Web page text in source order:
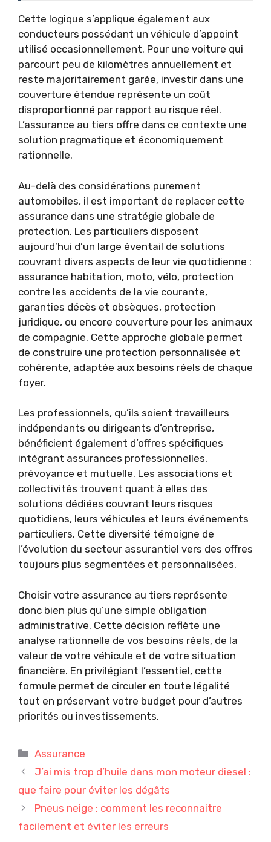
Cette logique s’applique également aux
conducteurs possédant un véhicule d’appoint
utilisé occasionnellement. Pour une voiture qui
parcourt peu de kilomètres annuellement et
reste majoritairement garée, investir dans une
couverture étendue représente un coût
disproportionné par rapport au risque réel.
L’assurance au tiers offre dans ce contexte une
solution pragmatique et économiquement
rationnelle.
Au-delà des considérations purement
automobiles, il est important de replacer cette
assurance dans une stratégie globale de
protection. Les particuliers disposent
aujourd’hui d’un large éventail de solutions
couvrant divers aspects de leur vie quotidienne :
assurance habitation, moto, vélo, protection
contre les accidents de la vie courante,
garanties décès et obsèques, protection
juridique, ou encore couverture pour les animaux
de compagnie. Cette approche globale permet
de construire une protection personnalisée et
cohérente, adaptée aux besoins réels de chaque
foyer.
Les professionnels, qu’ils soient travailleurs
indépendants ou dirigeants d’entreprise,
bénéficient également d’offres spécifiques
intégrant assurances professionnelles,
prévoyance et mutuelle. Les associations et
collectivités trouvent quant à elles des
solutions dédiées couvrant leurs risques
quotidiens, leurs véhicules et leurs événements
particuliers. Cette diversité témoigne de
l’évolution du secteur assurantiel vers des offres
toujours plus segmentées et personnalisées.
Choisir votre assurance au tiers représente
donc bien plus qu’une simple obligation
administrative. Cette décision reflète une
analyse rationnelle de vos besoins réels, de la
valeur de votre véhicule et de votre situation
financière. En privilégiant l’essentiel, cette
formule permet de circuler en toute légalité
tout en préservant votre budget pour d’autres
priorités ou investissements.
Catégories
Assurance
J’ai mis trop d’huile dans mon moteur diesel :
que faire pour éviter les dégâts
Pneus neige : comment les reconnaitre
facilement et éviter les erreurs